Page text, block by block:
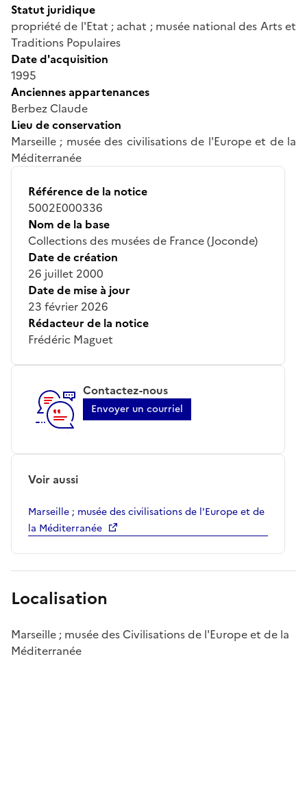
Statut juridique
propriété de l'Etat ; achat ; musée national des Arts et
Traditions Populaires
Date d'acquisition
1995
Anciennes appartenances
Berbez Claude
Lieu de conservation
Marseille ; musée des civilisations de l'Europe et de la
Méditerranée
Référence de la notice
5002E000336
Nom de la base
Collections des musées de France (Joconde)
Date de création
26 juillet 2000
Date de mise à jour
23 février 2026
Rédacteur de la notice
Frédéric Maguet
Contactez-nous
Envoyer un courriel
Voir aussi
Marseille ; musée des civilisations de l'Europe et de
la Méditerranée
Localisation
Marseille ; musée des Civilisations de l'Europe et de la
Méditerranée